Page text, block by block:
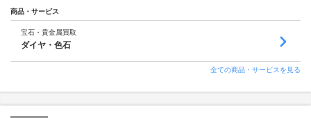
商品・サービス
宝石・貴金属買取
ダイヤ・色石
全ての商品・サービスを見る